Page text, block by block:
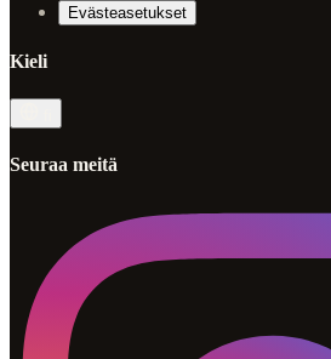
Evästeasetukset
Kieli
Seuraa meitä